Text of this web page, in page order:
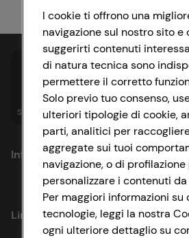
Spesa online Assicurazioni Sapori&
Informazioni
Privacy Policy
Cookie Policy
Link utili
I cookie ti offrono una
navigazione sul nostro sito
suggerirti contenuti
di natura tecnica sono
permettere il corretto
Solo previo tuo consenso,
ulteriori tipologie di cookie,
parti, analitici per
aggregate sui tuoi
navigazione, o di profilazione
personalizzare i contenuti
Per maggiori informazioni su
tecnologie, leggi la nostra
ogni ulteriore dettaglio su